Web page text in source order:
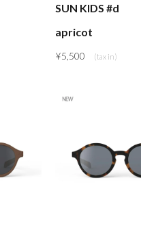
SUN KIDS #d
apricot
¥5,500